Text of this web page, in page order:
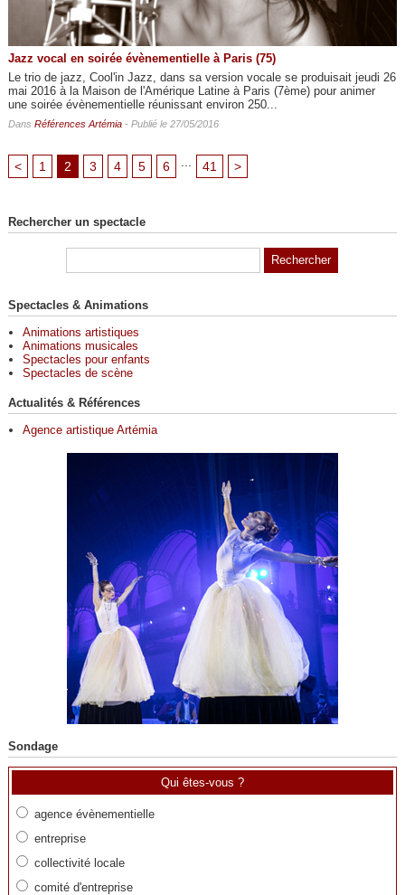
Jazz vocal en soirée évènementielle à Paris (75)
Le trio de jazz, Cool'in Jazz, dans sa version vocale se produisait jeudi 26
mai 2016 à la Maison de l'Amérique Latine à Paris (7ème) pour animer
une soirée évènementielle réunissant environ 250...
Dans Références Artémia- Publié le 27/05/2016
< 1 2 3 4 5 6 41 >
Rechercher un spectacle
Spectacles & Animations
Animations artistiques
Animations musicales
Spectacles pour enfants
Spectacles de scène
Actualités & Références
Agence artistique Artémia
Sondage
Qui êtes-vous ?
agence évènementielle
entreprise
collectivité locale
comité d'entreprise